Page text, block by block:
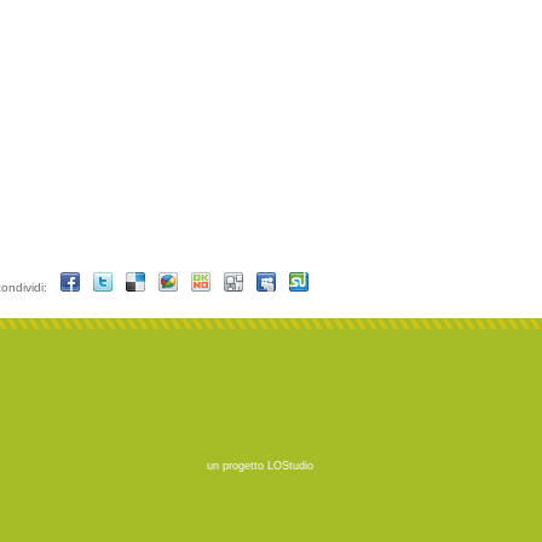
un progetto LOStudio